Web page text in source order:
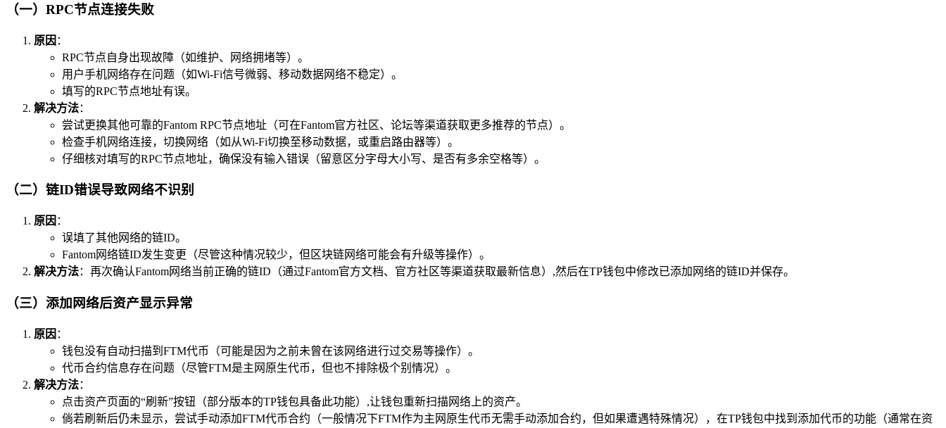
（一）RPC节点连接失败
原因 ：
RPC节点自身出现故障（如维护、网络拥堵等）。
用户手机网络存在问题（如Wi-Fi信号微弱、移动数据网络不稳定）。
填写的RPC节点地址有误。
解决方法：
尝试更换其他可靠的Fantom RPC节点地址（可在Fantom官方社区、论坛等渠道获取更多推荐的节点）。
检查手机网络连接，切换网络（如从Wi-Fi切换至移动数据，或重启路由器等）。
仔细核对填写的RPC节点地址，确保没有输入错误（留意区分字母大小写、是否有多余空格等）。
（二）链ID错误导致网络不识别
原因 ：
误填了其他网络的链ID。
Fantom网络链ID发生变更（尽管这种情况较少，但区块链网络可能会有升级等操作）。
解决方法：再次确认Fantom网络当前正确的链ID（通过Fantom官方文档、官方社区等渠道获取最新信息）,然后在TP钱包中修改已添加网络的链ID并保存。
（三）添加网络后资产显示异常
原因 ：
钱包没有自动扫描到FTM代币（可能是因为之前未曾在该网络进行过交易等操作）。
代币合约信息存在问题（尽管FTM是主网原生代币，但也不排除极个别情况）。
解决方法：
点击资产页面的“刷新”按钮（部分版本的TP钱包具备此功能）,让钱包重新扫描网络上的资产。
倘若刷新后仍未显示，尝试手动添加FTM代币合约（一般情况下FTM作为主网原生代币无需手动添加合约，但如果遭遇特殊情况），在TP钱包中找到添加代币的功能（通常在资